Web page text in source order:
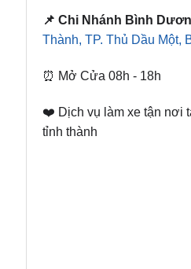
📌 Chi Nhánh Bình
Thành, TP. Thủ Dầu Một,
⏰ Mở Cửa 08h - 18h
❤️ Dịch vụ làm xe tận nơi
tỉnh thành